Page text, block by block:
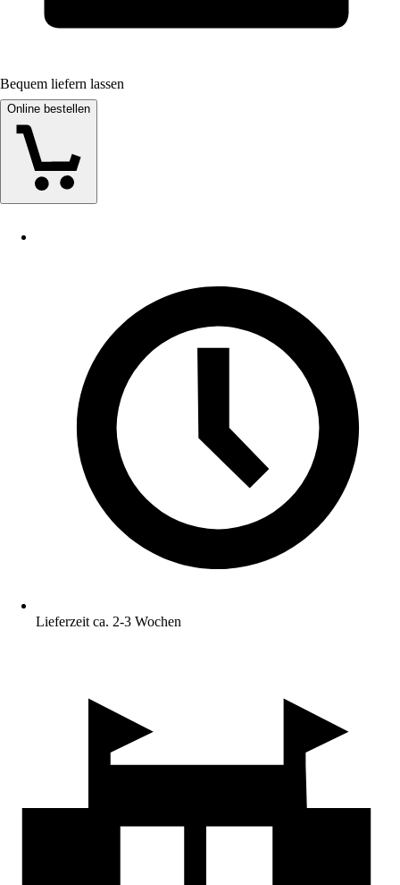
Bequem liefern lassen
Online bestellen
Lieferzeit ca. 2-3 Wochen